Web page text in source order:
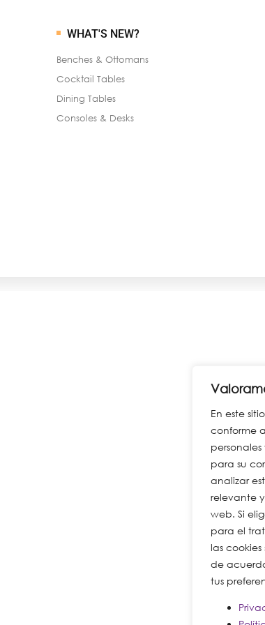
En este
conforme
para su
analizar
relevante
web. Si
para el
las
de
tus
WHAT'S NEW?
Benches & Ottomans
Cocktail Tables
Dining Tables
Consoles & Desks